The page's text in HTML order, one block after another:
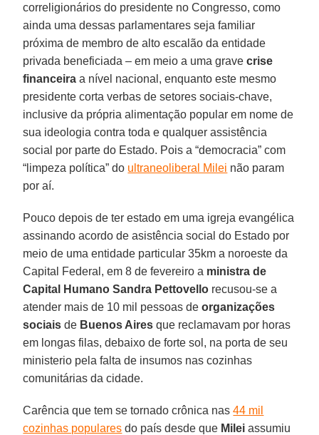
correligionários do presidente no Congresso, como
ainda uma dessas parlamentares seja familiar
próxima de membro de alto escalão da entidade
privada beneficiada – em meio a uma gravecrise
financeira a nível nacional, enquanto este mesmo
presidente corta verbas de setores sociais-chave,
inclusive da própria alimentação popular em nome de
sua ideologia contra toda e qualquer assistência
social por parte do Estado. Pois a “democracia” com
“limpeza política” do ultraneoliberal Milei não param
por aí.
Pouco depois de ter estado em uma igreja evangélica
assinando acordo de asistência social do Estado por
meio de uma entidade particular 35km a noroeste da
Capital Federal, em 8 de fevereiro a ministra de
Capital Humano Sandra Pettovello recusou-se a
atender mais de 10 mil pessoas deorganizações
sociais de Buenos Aires que reclamavam por horas
em longas filas, debaixo de forte sol, na porta de seu
ministerio pela falta de insumos nas cozinhas
comunitárias da cidade.
Carência que tem se tornado crônica nas44 mil
cozinhas populares do país desde que Milei assumiu